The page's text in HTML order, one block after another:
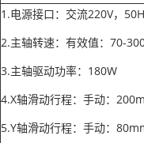
1.电源接口：交流220V，
2.主轴转速：有效值：70-
3.主轴驱动功率：180W
4.X轴滑动行程：手动：
5.Y轴滑动行程：手动：